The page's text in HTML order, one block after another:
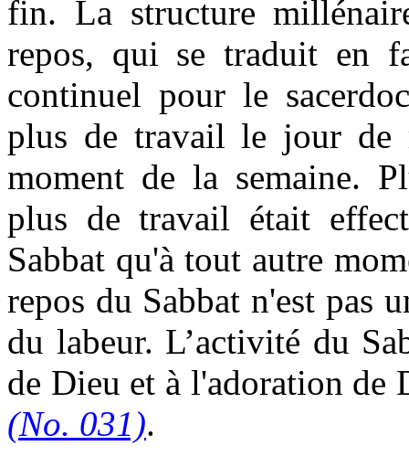
fin. La structure
repos, qui se traduit en
continuel pour le
plus de travail le jour de
moment de la semaine.
plus de travail était
Sabbat qu'à tout autre
repos du Sabbat n'est pas
du labeur. L’activité du
de Dieu et à l'adoration
(No. 031).